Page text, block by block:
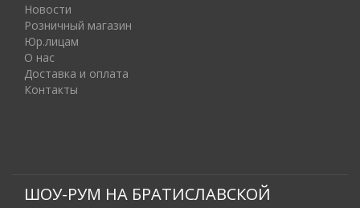
Новости
Розничный магазин
Юр.лицам
О нас
Доставка и оплата
Контакты
ШОУ-РУМ НА БРАТИСЛАВСКОЙ